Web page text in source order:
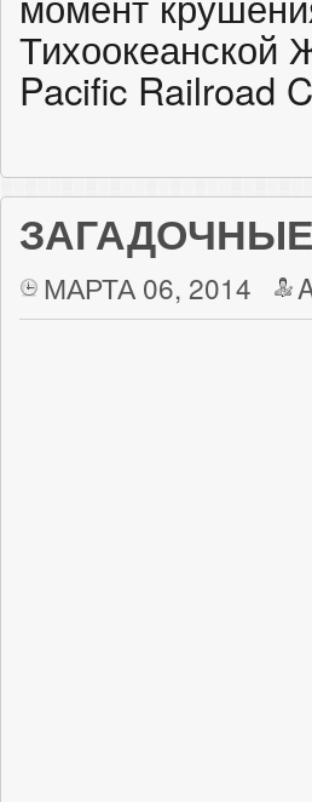
Тихоокеанской
Pacific Railroad
МАРТА 06, 2014